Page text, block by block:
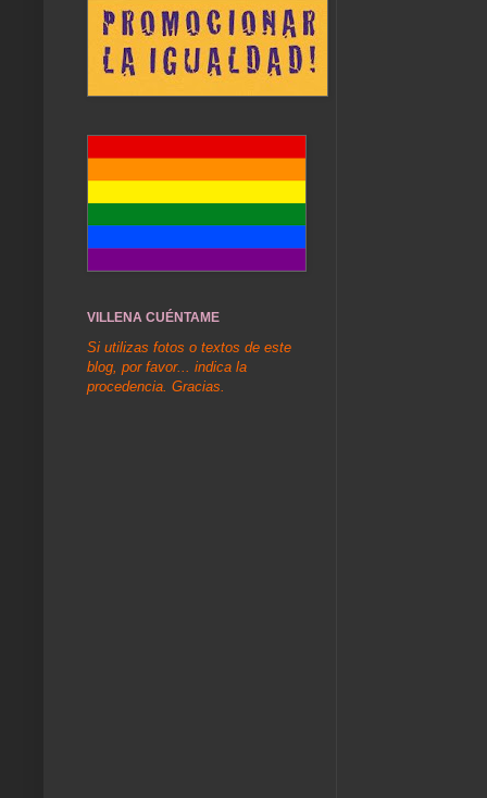
VILLENA CUÉNTAME
Si utilizas fotos o textos de este
blog, por favor... indica la
procedencia. Gracias.